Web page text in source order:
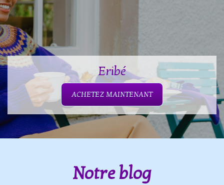
Eribé
ACHETEZ MAINTENANT
Notre blog